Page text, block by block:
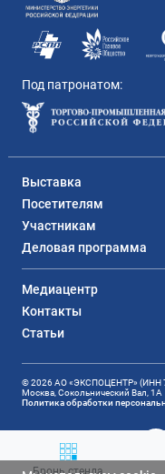
Под патронатом:
Выставка
Посетителям
Участникам
Деловая программа
Медиацентр
Контакты
Статьи
© 2026 АО «ЭКСПОЦЕНТР» (ИНН
Москва, Сокольнический Вал, 1А
Политика обработки
Бронь стенда